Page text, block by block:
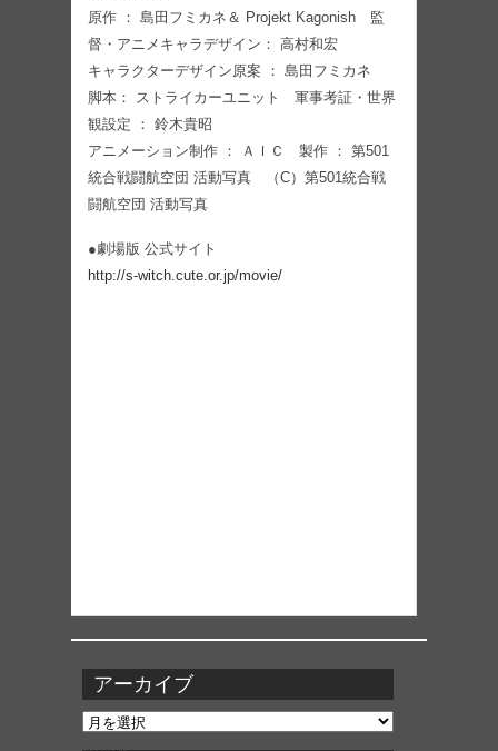
原作 ： 島田フミカネ＆ Projekt Kagonish 監
督・アニメキャラデザイン： 高村和宏
キャラクターデザイン原案 ： 島田フミカネ
脚本： ストライカーユニット 軍事考証・世界
観設定 ： 鈴木貴昭
アニメーション制作 ： ＡＩＣ 製作 ： 第501
統合戦闘航空団 活動写真 （C）第501統合戦
闘航空団 活動写真
●劇場版 公式サイト
http://s-witch.cute.or.jp/movie/
アーカイブ
ア